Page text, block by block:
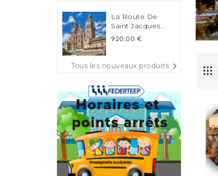
La Route De
Saint Jacques...
Prix
920,00 €
Tous les nouveaux produits 